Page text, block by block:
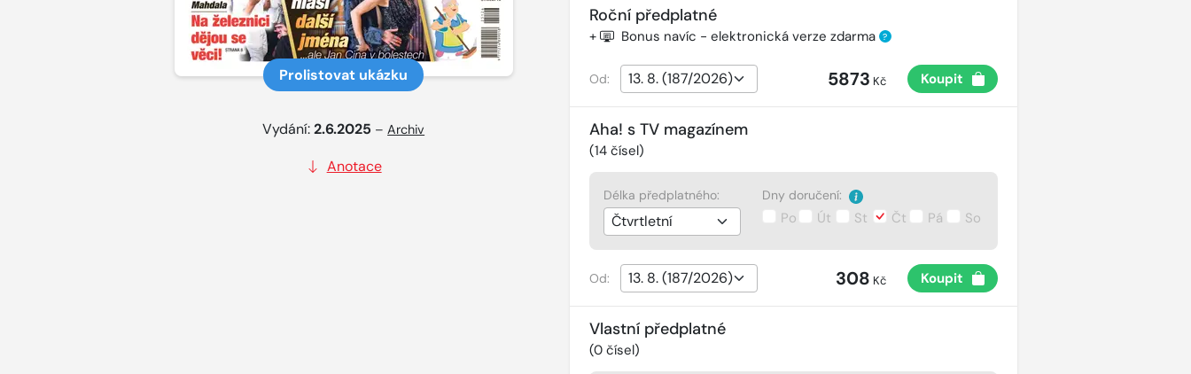
Prolistovat ukázku
Vydání:2.6.2025 –Archiv
Anotace
Roční předplatné
+ Bonus navíc - elektronická verze zdarma ?
Od: 5873 Kč Koupit
Aha! s TV magazínem
(14čísel)
Délka předplatného: Dny doručení:
Po Út St Čt Pá So
Od: 308 Kč Koupit
Vlastní předplatné
(0čísel)